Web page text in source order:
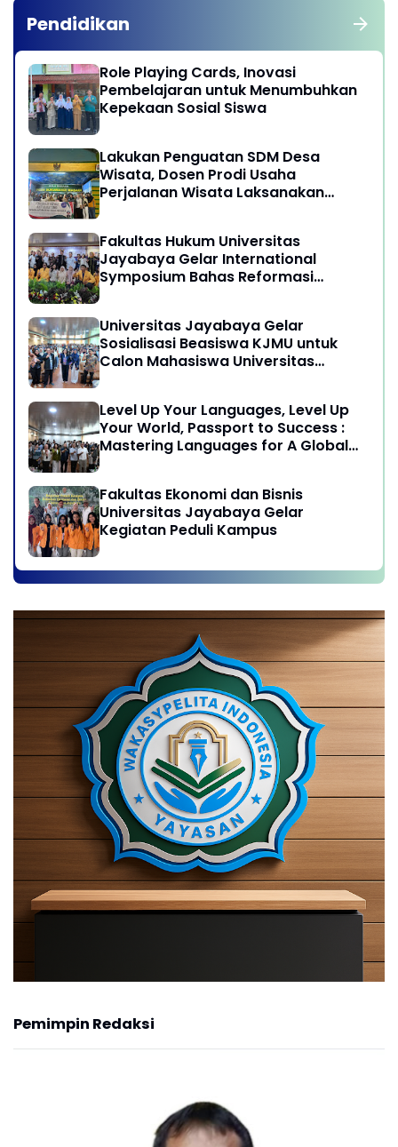
Pendidikan
Role Playing Cards, Inovasi
Pembelajaran untuk Menumbuhkan
Kepekaan Sosial Siswa
Lakukan Penguatan SDM Desa
Wisata, Dosen Prodi Usaha
Perjalanan Wisata Laksanakan
Sukamandi Masagi - Kabupaten
Subang, Jawa Barat
Fakultas Hukum Universitas
Jayabaya Gelar International
Symposium Bahas Reformasi
Universitas Jayabaya Gelar
Sosialisasi Beasiswa KJMU untuk
Calon Mahasiswa Universitas
Level Up Your Languages, Level Up
Your World, Passport to Success :
Mastering Languages for A Global
Fakultas Ekonomi dan Bisnis
Universitas Jayabaya Gelar
Kegiatan Peduli Kampus
Pemimpin Redaksi